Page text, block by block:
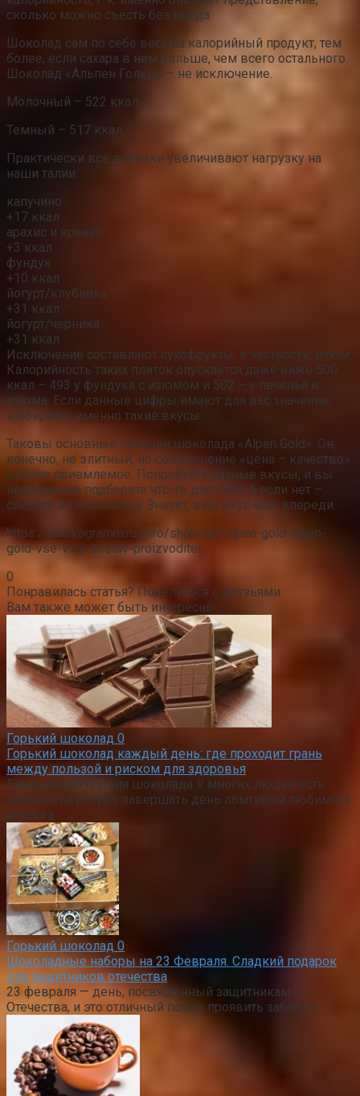
сколько можно съесть без вреда.
Шоколад сам по себе весьма калорийный продукт, тем
более, если сахара в нем больше, чем всего остального.
Шоколад «Альпен Гольд» — не исключение.
Молочный – 522 ккал.
Темный – 517 ккал.
Практически все добавки увеличивают нагрузку на
наши талии:
капучино
+17 ккал
арахис и крекер
+3 ккал
фундук
+10 ккал
йогурт/клубника
+31 ккал
йогурт/черника
+31 ккал
Исключение составляют сухофрукты, в частности, изюм.
Калорийность таких плиток опускается даже ниже 500
ккал – 493 у фундука с изюмом и 502 – у печенья и
изюма. Если данные цифры имеют для вас значение,
выбирайте именно такие вкусы.
Таковы основные позиции шоколада «Alpen Gold». Он,
конечно, не элитный, но соотношение «цена – качество»
вполне приемлемое. Попробуйте разные вкусы, и вы
непременно подберете что-то для себя. А если нет –
следите за новинками. Значит, ваш вкус еще впереди.
https://skolkogramm.ru/info/shokolad-alpen-gold-alpen-
gold-vse-vidy-sostav-proizvoditel
0
Понравилась статья? Поделиться с друзьями:
Вам также может быть интересно
Горький шоколад 0
Горький шоколад каждый день: где проходит грань
между пользой и риском для здоровья
Ежедневная порция шоколада У многих людей есть
маленький ритуал: завершать день ломтиком любимого
десерта.
Горький шоколад 0
Шоколадные наборы на 23 Февраля. Сладкий подарок
для защитников отечества
23 февраля — день, посвященный защитникам
Отечества, и это отличный повод проявить заботу и